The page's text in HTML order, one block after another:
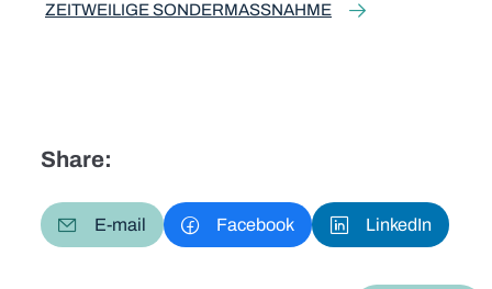
ZEITWEILIGE SONDERMASSNAHME
Share:
E-mail Facebook LinkedIn